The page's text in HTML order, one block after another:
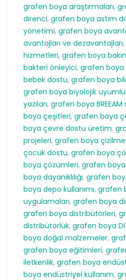
grafen boya araştırmaları,
direnci, grafen boya astım
yönetimi, grafen boya
avantajları ve dezavantajları,
hizmetleri, grafen boya
bakteri önleyici, grafen boya
bebek dostu, grafen boya
grafen boya biyolojik
yazıları, grafen boya BREEAM
boya çeşitleri, grafen boya
boya çevre dostu üretim,
projeleri, grafen boya
çocuk dostu, grafen boya
boya çözümleri, grafen boya
boya dayanıklılığı, grafen
boya depo kullanımı, grafen
uygulamaları, grafen boya
grafen boya distribütörleri,
distribütörlük, grafen boya
boya doğal malzemeler,
grafen boya eğitimleri,
iletkenlik, grafen boya
boya endüstriyel kullanım,